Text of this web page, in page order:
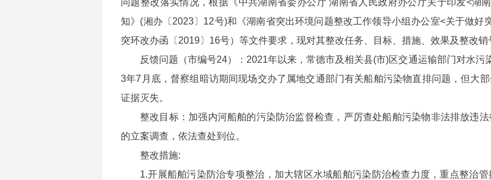
问题整改落实情况，根据《中共湖南省委办公厅 湖南省人民政府办公厅关于印发<湖
知》(湘办〔2023〕12号)和《湖南省突出环境问题整改工作领导小组办公室<关于做好
突环改办函〔2019〕16号）等文件要求，现对其整改任务、目标、措施、效果及整改销
反馈问题（市编号24）：2021年以来，常德市及相关县(市)区交通运输部门对水
3年7月底，督察组暗访期间现场交办了属地交通部门有关船舶污染物直排问题，但大
证据灭失。
整改目标：加强内河船舶的污染防治监督检查，严厉查处船舶污染物非法排放违
的立案调查，依法查处到位。
整改措施:
1.开展船舶污染防治专项整治，加大辖区水域船舶污染防治检查力度，重点整治